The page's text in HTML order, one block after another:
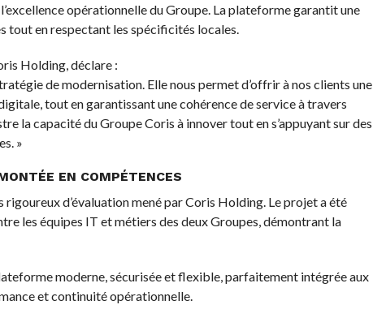
opérationnelle du Groupe. La plateforme garantit une
tout en respectant les spécificités locales.
Holding, déclare :
de modernisation. Elle nous permet d’offrir à nos clients une
tout en garantissant une cohérence de service à travers
la capacité du Groupe Coris à innover tout en s’appuyant sur des
»
EN COMPÉTENCES
rigoureux d’évaluation mené par Coris Holding. Le projet a été
les équipes IT et métiers des deux Groupes, démontrant la
moderne, sécurisée et flexible, parfaitement intégrée aux
et continuité opérationnelle.